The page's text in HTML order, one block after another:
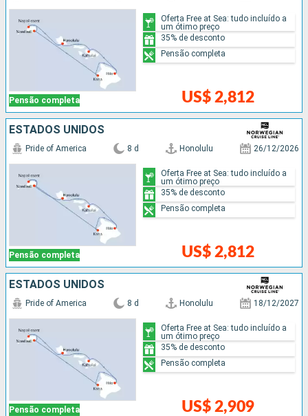
Pensão completa US$ 2,812
Oferta Free at Sea: tudo incluído a
um ótimo preço
35% de desconto
Pensão completa
ESTADOS UNIDOS
Pensão completa
Pride of America 8 d Honolulu 26/12/2026
US$ 2,812
Oferta Free at Sea: tudo incluído a
um ótimo preço
35% de desconto
Pensão completa
ESTADOS UNIDOS
Pensão completa
Pride of America 8 d Honolulu 18/12/2027
US$ 2,909
Oferta Free at Sea: tudo incluído a
um ótimo preço
35% de desconto
Pensão completa